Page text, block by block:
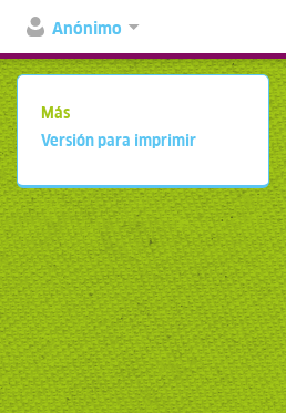
Anónimo
Más
Versión para imprimir